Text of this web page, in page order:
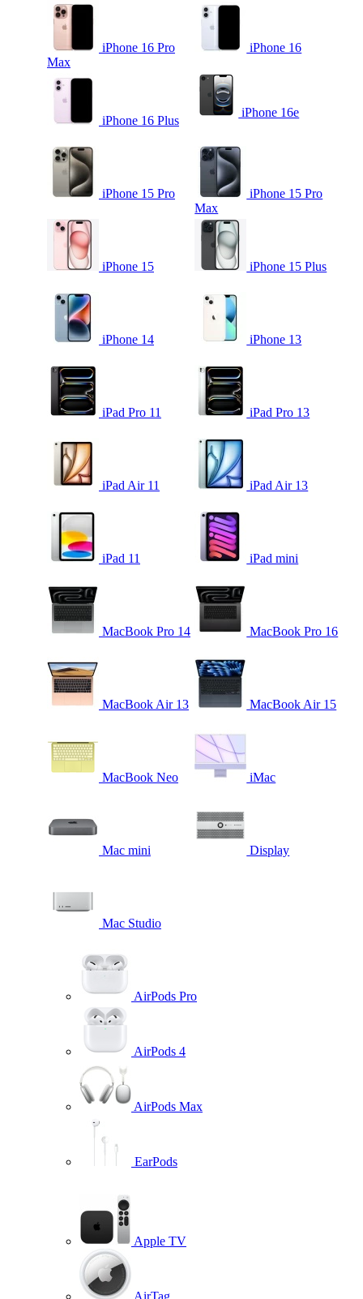
iPhone 16 Pro
Max
iPhone 16
iPhone 16 Plus
iPhone 16e
iPhone 15 Pro
iPhone 15 Pro
Max
iPhone 15 iPhone 15 Plus
iPhone 14 iPhone 13
iPad Pro 11 iPad Pro 13
iPad Air 11 iPad Air 13
iPad 11 iPad mini
MacBook Pro 14 MacBook Pro 16
MacBook Air 13 MacBook Air 15
MacBook Neo iMac
Mac mini Display
Mac Studio
AirPods Pro
AirPods 4
AirPods Max
EarPods
Apple TV